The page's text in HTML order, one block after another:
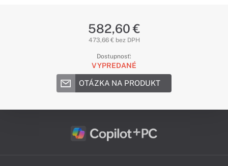
582,60 €
473,66 € bez DPH
Dostupnosť:
VYPREDANÉ
OTÁZKA NA PRODUKT